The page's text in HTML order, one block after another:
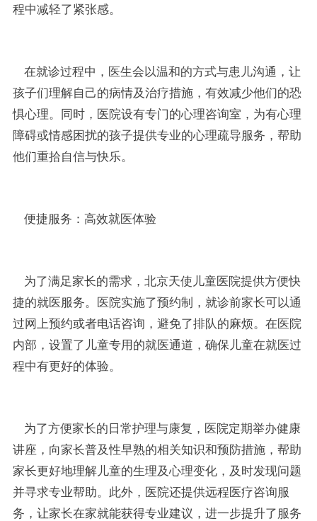
程中减轻了紧张感。
在就诊过程中，医生会以温和的方式与患儿沟通，让
孩子们理解自己的病情及治疗措施，有效减少他们的恐
惧心理。同时，医院设有专门的心理咨询室，为有心理
障碍或情感困扰的孩子提供专业的心理疏导服务，帮助
他们重拾自信与快乐。
便捷服务：高效就医体验
为了满足家长的需求，北京天使儿童医院提供方便快
捷的就医服务。医院实施了预约制，就诊前家长可以通
过网上预约或者电话咨询，避免了排队的麻烦。在医院
内部，设置了儿童专用的就医通道，确保儿童在就医过
程中有更好的体验。
为了方便家长的日常护理与康复，医院定期举办健康
讲座，向家长普及性早熟的相关知识和预防措施，帮助
家长更好地理解儿童的生理及心理变化，及时发现问题
并寻求专业帮助。此外，医院还提供远程医疗咨询服
务，让家长在家就能获得专业建议，进一步提升了服务